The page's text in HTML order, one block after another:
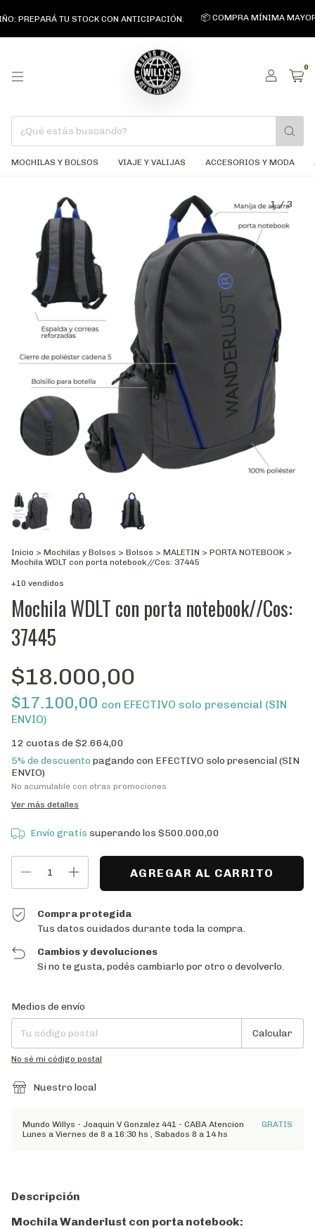
TU STOCK CON ANTICIPACIÓN. 📦 COMPRA MÍNIMA MAYORISTA
0
MOCHILAS Y BOLSOS VIAJE Y VALIJAS ACCESORIOS Y MODA
1/3
Inicio > Mochilas y Bolsos > Bolsos > MALETIN > PORTA NOTEBOOK >
Mochila WDLT con porta notebook//Cos: 37445
+10 vendidos
Mochila WDLT con porta notebook//Cos:
37445
$18.000,00
$17.100,00 con EFECTIVO solo presencial (SIN
ENVIO)
12 cuotas de$2.664,00
5% de descuento pagando con EFECTIVO solo presencial (SIN
ENVIO)
No acumulable con otras promociones
Ver más detalles
Envío gratis superando los $500.000,00
Compra protegida
Tus datos cuidados durante toda la compra.
Cambios y devoluciones
Si no te gusta, podés cambiarlo por otro o devolverlo.
Entregas para el CP:
Medios de envío
Calcular
No sé mi código postal
Nuestro local
Mundo Willys - Joaquin V Gonzalez 441 - CABA Atencion
Lunes a Viernes de 8 a 16:30 hs , Sabados 8 a 14 hs
GRATIS
Descripción
Mochila Wanderlust con porta notebook: